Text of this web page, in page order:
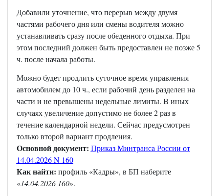
Добавили уточнение, что перерыв между двумя
частями рабочего дня или смены водителя можно
устанавливать сразу после обеденного отдыха. При
этом последний должен быть предоставлен не позже 5
ч. после начала работы.
Можно будет продлить суточное время управления
автомобилем до 10 ч., если рабочий день разделен на
части и не превышены недельные лимиты. В иных
случаях увеличение допустимо не более 2 раз в
течение календарной недели. Сейчас предусмотрен
только второй вариант продления.
Основной документ: Приказ Минтранса России от
14.04.2026 N 160
Как найти: профиль «Кадры», в БП наберите
«14.04.2026 160».